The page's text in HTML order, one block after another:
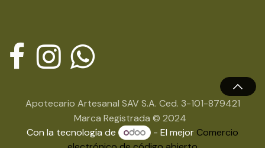
Apotecario Artesanal SAV S.A. Ced. 3-101-879421
Marca Registrada © 2024
Con la tecnología de
- El mejor Comercio